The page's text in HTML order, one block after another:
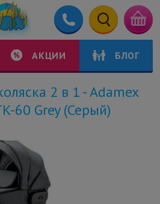
АКЦИИ БЛОГ
2 в 1 - Adamex
60 Grey (Серый)